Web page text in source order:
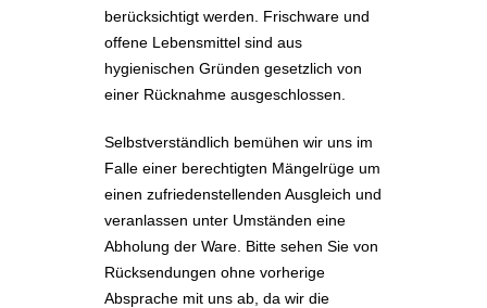
berücksichtigt werden. Frischware und
offene Lebensmittel sind aus
hygienischen Gründen gesetzlich von
einer Rücknahme ausgeschlossen.
Selbstverständlich bemühen wir uns im
Falle einer berechtigten Mängelrüge um
einen zufriedenstellenden Ausgleich und
veranlassen unter Umständen eine
Abholung der Ware. Bitte sehen Sie von
Rücksendungen ohne vorherige
Absprache mit uns ab, da wir die